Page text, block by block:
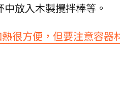
放入木製攪拌棒等。
很方便，但要注意容器